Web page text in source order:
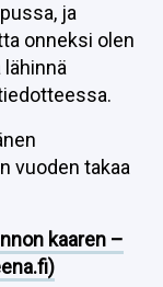
ja
onneksi olen
vuoden takaa
kaaren –